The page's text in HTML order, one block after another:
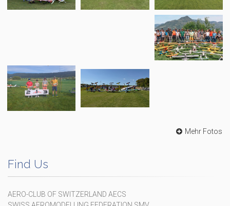
Mehr Fotos
Find Us
AERO-CLUB OF SWITZERLAND AECS